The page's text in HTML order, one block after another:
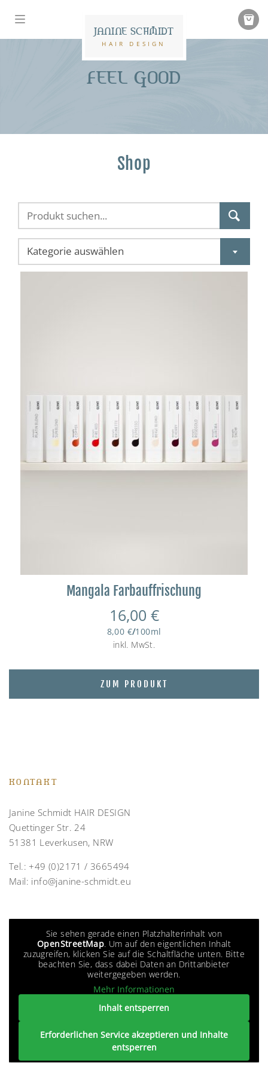
JANINE SCHMIDT
HAIR DESIGN
FEEL GOOD
Shop
Kategorie auswählen
Mangala Farbauffrischung
16,00 €
8,00 €/100ml
inkl. MwSt.
ZUM PRODUKT
KONTAKT
Janine Schmidt HAIR DESIGN
Quettinger Str. 24
51381 Leverkusen, NRW
Tel.:+49 (0)2171 / 3665494
Mail: info@janine-schmidt.eu
Sie sehen gerade einen Platzhalterinhalt von
OpenStreetMap. Um auf den eigentlichen Inhalt
zuzugreifen, klicken Sie auf die Schaltfläche unten. Bitte
beachten Sie, dass dabei Daten an Drittanbieter
weitergegeben werden.
Mehr Informationen
Inhalt entsperren
Erforderlichen Service akzeptieren und Inhalte
entsperren